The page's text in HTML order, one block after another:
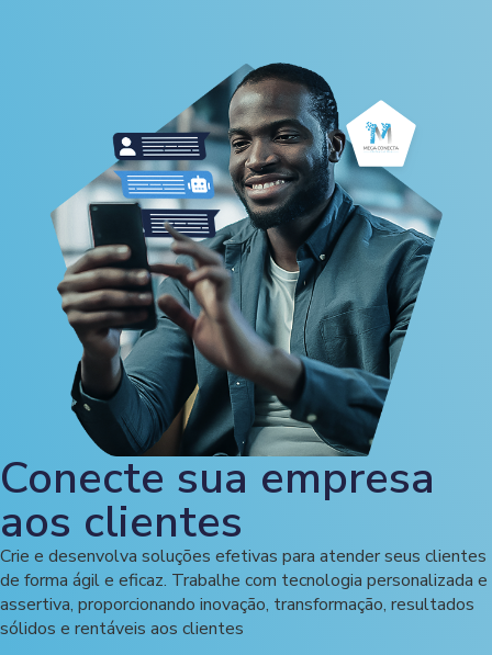
Conecte sua empresa
aos clientes
Crie e desenvolva soluções efetivas para atender seus clientes
de forma ágil e eficaz. Trabalhe com tecnologia personalizada e
assertiva, proporcionando inovação, transformação, resultados
sólidos e rentáveis aos clientes